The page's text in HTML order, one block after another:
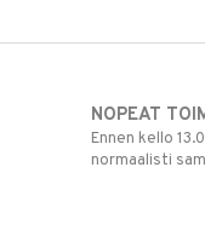
NOPEAT
Ennen kello
normaalisti